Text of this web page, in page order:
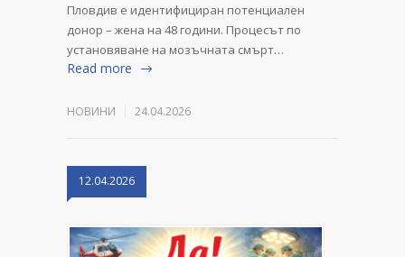
Пловдив е идентифициран потенциален
донор – жена на 48 години. Процесът по
установяване на мозъчната смърт…
Read more
НОВИНИ 24.04.2026
12.04.2026